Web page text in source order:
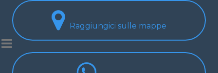
Raggiungici sulle mappe